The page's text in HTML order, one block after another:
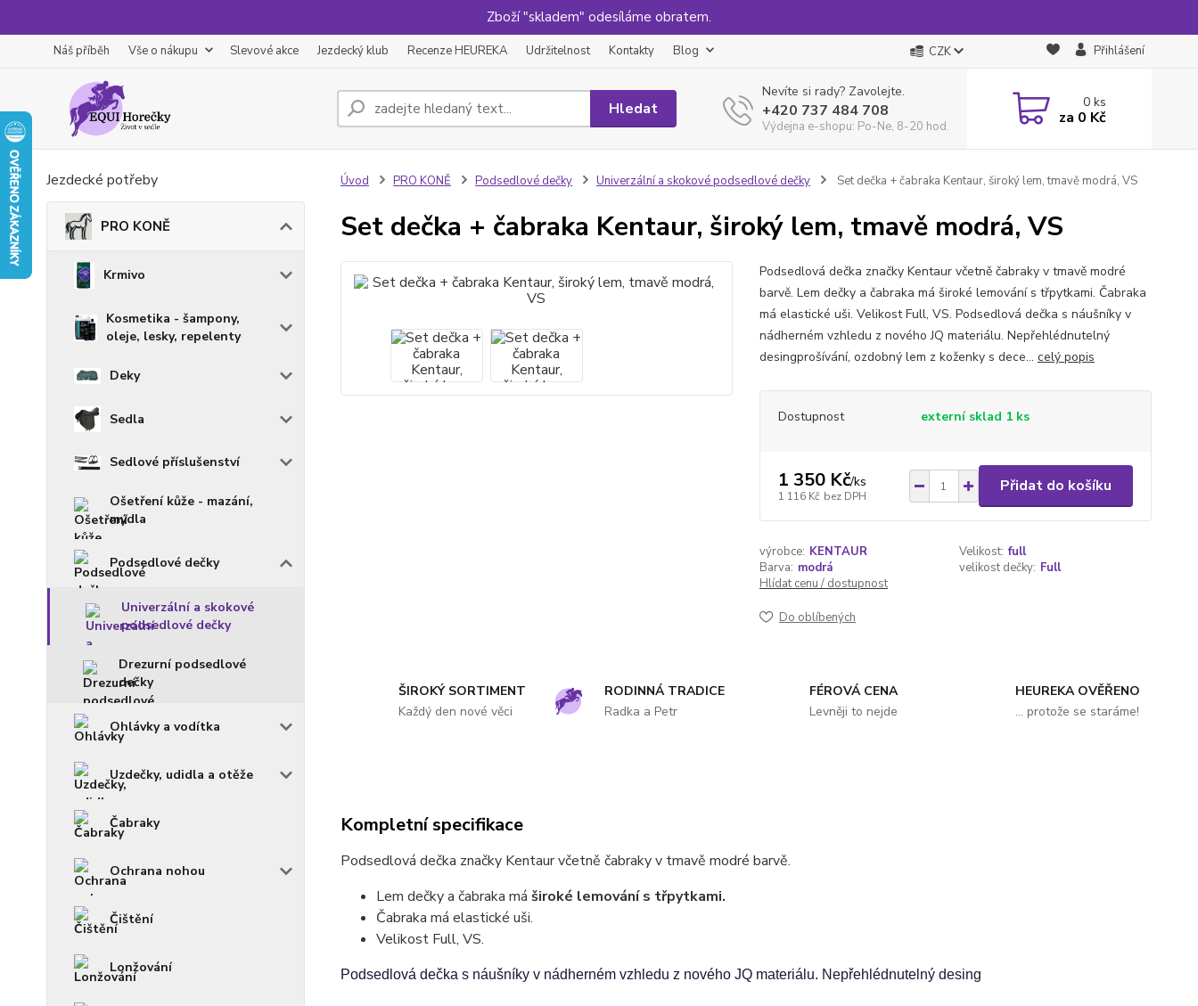
Zboží "skladem" odesíláme obratem.
Náš příběh Vše o nákupu Slevové akce Jezdecký klub Recenze HEUREKA Udržitelnost Kontakty Blog CZK Přihlášení
Hledat
Nevíte si rady? Zavolejte.
+420 737 484 708
Výdejna e-shopu: Po-Ne, 8-20 hod.
0ks
za 0 Kč
Jezdecké potřeby
PRO KONĚ
Krmivo
Kosmetika - šampony,
oleje, lesky, repelenty
Deky
Sedla
Sedlové příslušenství
Ošetření kůže - mazání,
mýdla
Podsedlové dečky
Univerzální a skokové
podsedlové dečky
Drezurní podsedlové
dečky
Ohlávky a vodítka
Uzdečky, udidla a otěže
Čabraky
Ochrana nohou
Čištění
Lonžování
Úvod PRO KONĚ Podsedlové dečky Univerzální a skokové podsedlové dečky Set dečka + čabraka Kentaur, široký lem, tmavě modrá, VS
Set dečka + čabraka Kentaur, široký lem, tmavě modrá, VS
Podsedlová dečka značky Kentaur včetně čabraky v tmavě modré
barvě. Lem dečky a čabraka má široké lemování s třpytkami. Čabraka
má elastické uši. Velikost Full, VS. Podsedlová dečka s náušníky v
nádherném vzhledu z nového JQ materiálu. Nepřehlédnutelný
desingprošívání, ozdobný lem z koženky s dece... celý popis
Dostupnost externí sklad 1 ks
1 350 Kč/ks
1 116 Kč bez DPH
Přidat do košíku
výrobce: KENTAUR Velikost: full
Barva: modrá velikost dečky: Full
Hlídat cenu / dostupnost
Do oblíbených
ŠIROKÝ SORTIMENT
Každý den nové věci
RODINNÁ TRADICE
Radka a Petr
FÉROVÁ CENA
Levněji to nejde
HEUREKA OVĚŘENO
... protože se staráme!
Kompletní specifikace
Podsedlová dečka značky Kentaur včetně čabraky v tmavě modré barvě.
Lem dečky a čabraka má široké lemování s třpytkami.
Čabraka má elastické uši.
Velikost Full, VS.
Podsedlová dečka s náušníky v nádherném vzhledu z nového JQ materiálu. Nepřehlédnutelný desing